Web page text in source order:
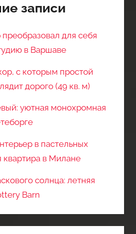
записи
для себя
в Варшаве
с которым простой
дорого (49 кв. м)
уютная монохромная
в пастельных
квартира в Милане
солнца: летняя
Barn